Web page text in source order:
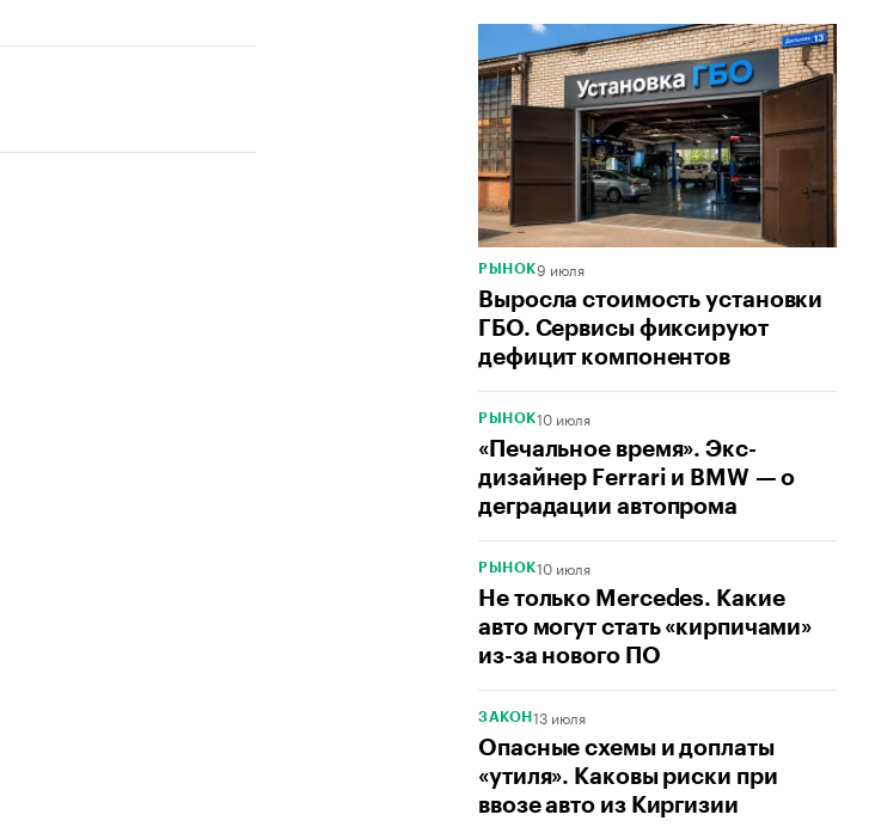
РЫНОК9 июля
Выросла стоимость установки
ГБО. Сервисы фиксируют
дефицит компонентов
РЫНОК10 июля
«Печальное время». Экс-
дизайнер Ferrari и BMW — о
деградации автопрома
РЫНОК10 июля
Не только Mercedes. Какие
авто могут стать «кирпичами»
из-за нового ПО
ЗАКОН 13 июля
Опасные схемы и доплаты
«утиля». Каковы риски при
ввозе авто из Киргизии